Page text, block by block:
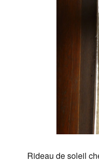
Rideau de soleil